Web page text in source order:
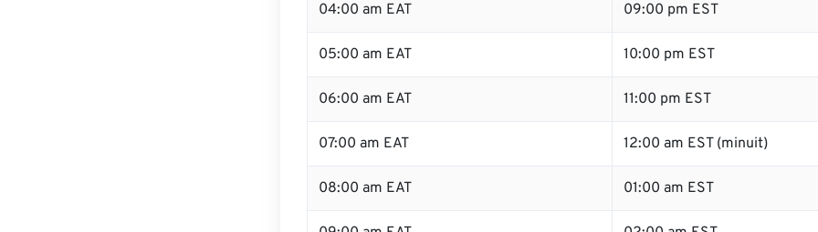
04:00 am EAT 09:00 pm EST
05:00 am EAT 10:00 pm EST
06:00 am EAT 11:00 pm EST
07:00 am EAT 12:00 am EST (minuit)
08:00 am EAT 01:00 am EST